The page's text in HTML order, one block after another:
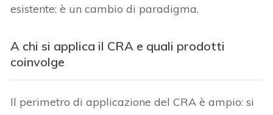
esistente: è un cambio di paradigma.
A chi si applica il CRA e quali prodotti
coinvolge
Il perimetro di applicazione del CRA è ampio: si